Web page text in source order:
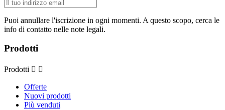
Puoi annullare l'iscrizione in ogni momenti. A questo scopo, cerca le
info di contatto nelle note legali.
Prodotti
Prodotti  
Offerte
Nuovi prodotti
Più venduti